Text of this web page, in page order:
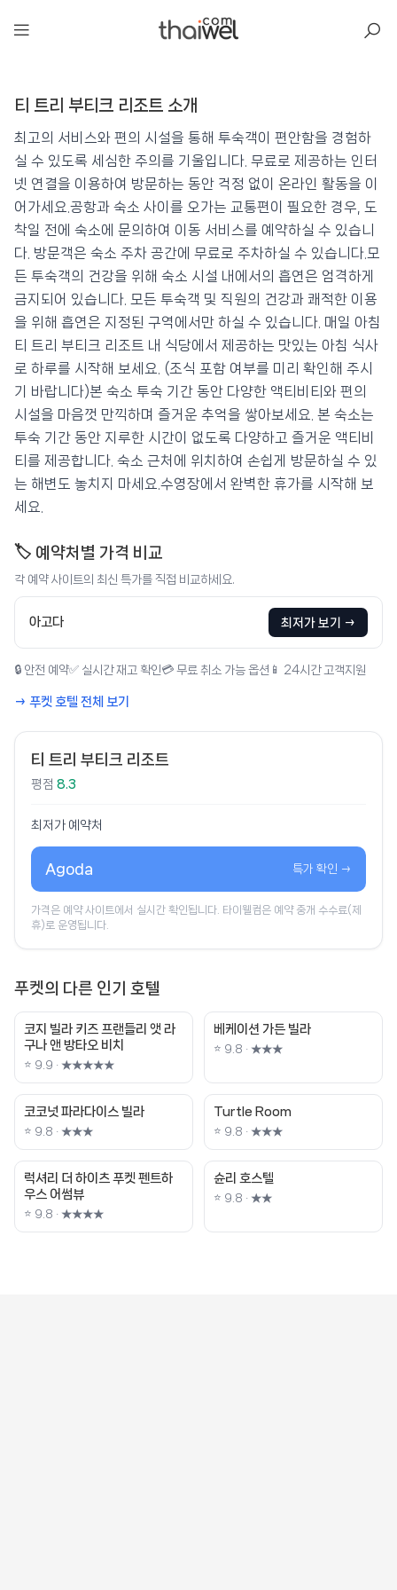
티 트리 부티크 리조트
📍 푸켓★★★★ ⭐ 8.3
💰 최저가 확인 · 예약하기
티 트리 부티크 리조트 소개
최고의 서비스와 편의 시설을 통해 투숙객이 편안함을 경험하
실 수 있도록 세심한 주의를 기울입니다. 무료로 제공하는 인터
넷 연결을 이용하여 방문하는 동안 걱정 없이 온라인 활동을 이
어가세요.공항과 숙소 사이를 오가는 교통편이 필요한 경우, 도
착일 전에 숙소에 문의하여 이동 서비스를 예약하실 수 있습니
다. 방문객은 숙소 주차 공간에 무료로 주차하실 수 있습니다.모
든 투숙객의 건강을 위해 숙소 시설 내에서의 흡연은 엄격하게
금지되어 있습니다. 모든 투숙객 및 직원의 건강과 쾌적한 이용
을 위해 흡연은 지정된 구역에서만 하실 수 있습니다. 매일 아침
티 트리 부티크 리조트 내 식당에서 제공하는 맛있는 아침 식사
로 하루를 시작해 보세요. (조식 포함 여부를 미리 확인해 주시
기 바랍니다)본 숙소 투숙 기간 동안 다양한 액티비티와 편의
시설을 마음껏 만끽하며 즐거운 추억을 쌓아보세요. 본 숙소는
투숙 기간 동안 지루한 시간이 없도록 다양하고 즐거운 액티비
티를 제공합니다. 숙소 근처에 위치하여 손쉽게 방문하실 수 있
는 해변도 놓치지 마세요.수영장에서 완벽한 휴가를 시작해 보
세요.
🏷️ 예약처별 가격 비교
각 예약 사이트의 최신 특가를 직접 비교하세요.
아고다 최저가 보기 →
🔒 안전 예약✅ 실시간 재고 확인 💳 무료 취소 가능 옵션 📱 24시간 고객지원
→ 푸켓 호텔 전체 보기
티 트리 부티크 리조트
평점 8.3
최저가 예약처
Agoda 특가 확인 →
가격은 예약 사이트에서 실시간 확인됩니다. 타이웰컴은 예약 중개 수수료(제
휴)로 운영됩니다.
푸켓의 다른 인기 호텔
코지 빌라 키즈 프랜들리 앳 라
구나 앤 방타오 비치
⭐ 9.9 · ★★★★★
베케이션 가든 빌라
⭐ 9.8 · ★★★
코코넛 파라다이스 빌라
⭐ 9.8 · ★★★
Turtle Room
⭐ 9.8 · ★★★
럭셔리 더 하이츠 푸켓 펜트하
우스 어썸뷰
⭐ 9.8 · ★★★★
슌리 호스텔
⭐ 9.8 · ★★